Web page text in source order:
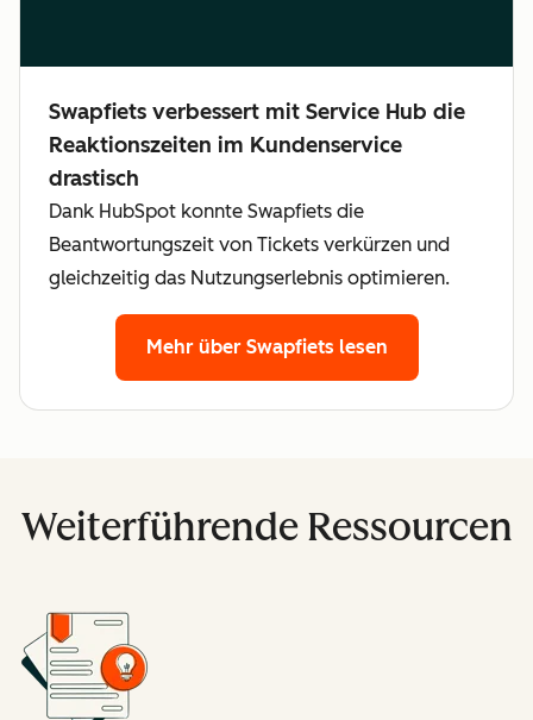
Swapfiets verbessert mit Service Hub die
Reaktionszeiten im Kundenservice
drastisch
Dank HubSpot konnte Swapfiets die
Beantwortungszeit von Tickets verkürzen und
gleichzeitig das Nutzungserlebnis optimieren.
Mehr über Swapfiets lesen
Weiterführende Ressourcen